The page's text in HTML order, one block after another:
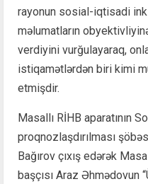
rayonun sosial-iqtisadi
məlumatların
verdiyini vurğulayaraq,
istiqamətlərdən biri kimi
etmişdir.
Masallı RİHB aparatının
proqnozlaşdırılması
Bağırov çıxış edərək
başçısı Araz Əhmədovun